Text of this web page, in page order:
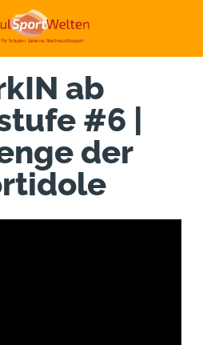
ab
#6 |
der